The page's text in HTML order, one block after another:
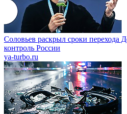
Соловьев раскрыл сроки перехода
контроль России
ya-turbo.ru